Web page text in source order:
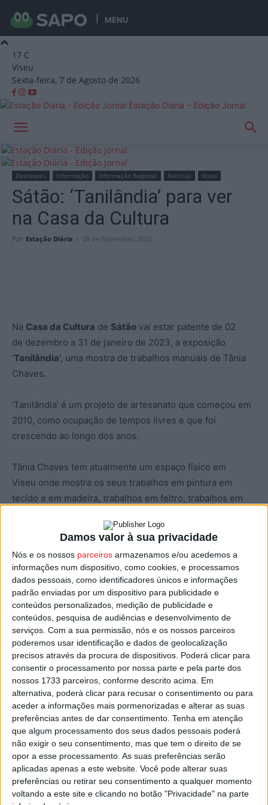
Damos valor à sua privacidade
Nós e os nossos parceiros armazenamos e/ou acedemos a
informações num dispositivo, como cookies, e processamos
dados pessoais, como identificadores únicos e informações
padrão enviadas por um dispositivo para publicidade e
conteúdos personalizados, medição de publicidade e
conteúdos, pesquisa de audiências e desenvolvimento de
serviços. Com a sua permissão, nós e os nossos parceiros
poderemos usar identificação e dados de geolocalização
precisos através da procura de dispositivos. Poderá clicar para
consentir o processamento por nossa parte e pela parte dos
nossos 1733 parceiros, conforme descrito acima. Em
alternativa, poderá clicar para recusar o consentimento ou para
aceder a informações mais pormenorizadas e alterar as suas
preferências antes de dar consentimento. Tenha em atenção
que algum processamento dos seus dados pessoais poderá
não exigir o seu consentimento, mas que tem o direito de se
opor a esse processamento. As suas preferências serão
aplicadas apenas a este website. Você pode alterar suas
preferências ou retirar seu consentimento a qualquer momento
voltando a este site e clicando no botão "Privacidade" na parte
MENU
17 C
Viseu
Sexta-feira, 7 de Agosto de 2026
Estação Diária – Edição Jornal
Início Destaques
Destaques Informação Informação Regional Notícias Viseu
Sátão: ‘Tanilândia’ para ver
na Casa da Cultura
Por Estação Diária - 28 de Novembro, 2022
Na Casa da Cultura de Sátão vai estar patente de 02
de dezembro a 31 de janeiro de 2023, a exposição
‘Tanilândia’, uma mostra de trabalhos manuais de Tânia
Chaves.
‘Tanilândia’ é um projeto de artesanato que começou em
2010, como ocupação de tempos livres e que foi
crescendo ao longo dos anos.
Tânia Chaves tem atualmente um espaço físico em
Viseu onde mostra os seus trabalhos em pintura em
tecido e em madeira, trabalhos em feltro, trabalhos em
A exposição ‘Tanilândia’ vai poder ser visitada a partir de
sexta-feira, e estará aberta nos dias úteis entre as 09:00
e as 17:30, e aos sábados, das 08:30 às 13:00.
Esta e outras notícias para ouvir na Estação Diária – 96.8
FM ou em www.968.fm
Pub
TAGS Casa da Cultura Exposição Sátão Tanilândia